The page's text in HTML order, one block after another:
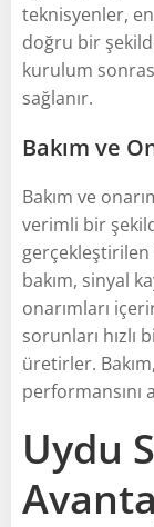
teknisyenler,
doğru bir
kurulum
sağlanır.
Bakım ve
Bakım ve
verimli bir
bakım, sinyal
onarımları
sorunları hızlı
üretirler.
performansını
Uydu